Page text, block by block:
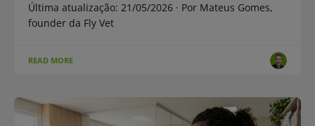
Última atualização: 21/05/2026 · Por Mateus Gomes,
founder da Fly Vet
READ MORE